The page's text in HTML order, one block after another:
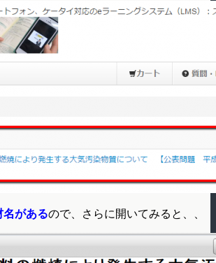
名があるので、さらに開いてみると、、